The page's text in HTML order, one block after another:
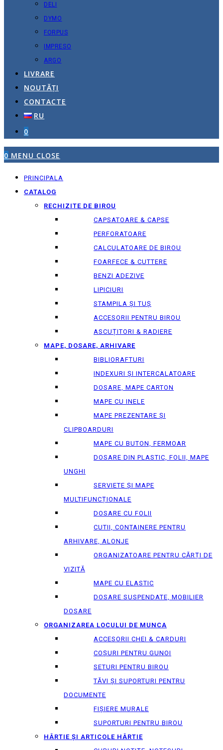
DELI
DYMO
FORPUS
IMPRESO
ARGO
LIVRARE
NOUTĂȚI
CONTACTE
RU
0
0 MENU CLOSE
PRINCIPALA
CATALOG
RECHIZITE DE BIROU
CAPSATOARE & CAPSE
PERFORATOARE
CALCULATOARE DE BIROU
FOARFECE & CUTTERE
BENZI ADEZIVE
LIPICIURI
STAMPILA ȘI TUȘ
ACCESORII PENTRU BIROU
ASCUȚITORI & RADIERE
MAPE, DOSARE, ARHIVARE
BIBLIORAFTURI
INDEXURI ȘI INTERCALATOARE
DOSARE, MAPE CARTON
MAPE CU INELE
MAPE PREZENTARE ȘI
CLIPBOARDURI
MAPE CU BUTON, FERMOAR
DOSARE DIN PLASTIC, FOLII, MAPE
UNGHI
SERVIETE ȘI MAPE
MULTIFUNCȚIONALE
DOSARE CU FOLII
CUTII, CONTAINERE PENTRU
ARHIVARE, ALONJE
ORGANIZATOARE PENTRU CĂRȚI DE
VIZITĂ
MAPE CU ELASTIC
DOSARE SUSPENDATE, MOBILIER
DOSARE
ORGANIZAREA LOCULUI DE MUNCA
ACCESORII CHEI & СARDURI
COȘURI PENTRU GUNOI
SETURI PENTRU BIROU
TĂVI ȘI SUPORTURI PENTRU
DOCUMENTE
FIȘIERE MURALE
SUPORTURI PENTRU BIROU
HÂRTIE ȘI ARTICOLE HÂRTIE